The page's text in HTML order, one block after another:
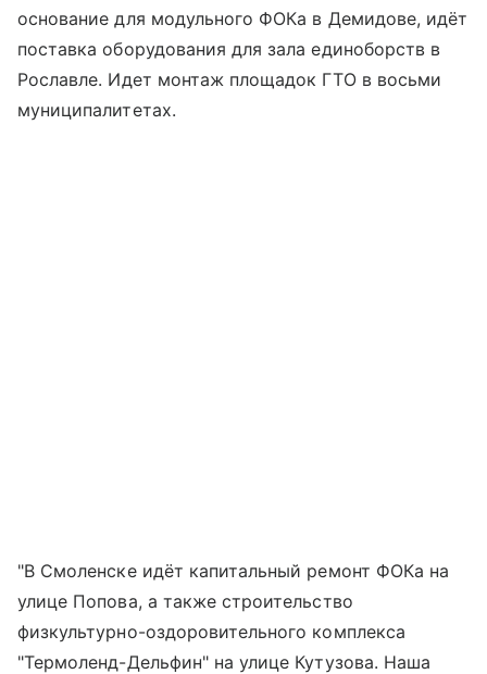
основание для модульного ФОКа в Демидове, идёт
поставка оборудования для зала единоборств в
Рославле. Идет монтаж площадок ГТО в восьми
муниципалитетах.
"В Смоленске идёт капитальный ремонт ФОКа на
улице Попова, а также строительство
физкультурно-оздоровительного комплекса
"Термоленд-Дельфин" на улице Кутузова. Наша